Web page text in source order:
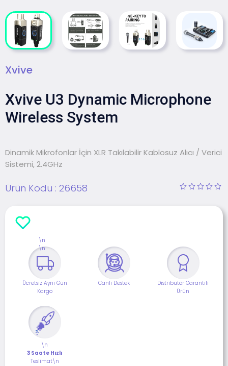
Xvive
Xvive U3 Dynamic Microphone
Wireless System
Dinamik Mikrofonlar İçin XLR Takılabilir Kablosuz Alıcı / Verici
Sistemi, 2.4GHz
Ürün Kodu : 26658
Ücretsiz Aynı Gün
Kargo
Canlı Destek
Distribütör Garantili
Ürün
\n
3 Saate Hızlı
Teslimat\n
\n
\n